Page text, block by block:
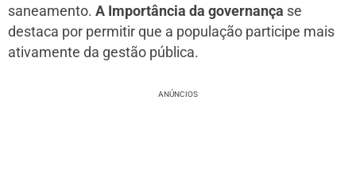
saneamento. A Importância da governança se
destaca por permitir que a população participe mais
ativamente da gestão pública.
ANÚNCIOS